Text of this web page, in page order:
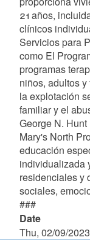
21 años,
clínicos
Servicios para
como El
programas
niños, adultos
la explotación
familiar y el
George N.
Mary's North
educación
individualizada
residenciales y
sociales,
###
Date
Thu, 02/09/